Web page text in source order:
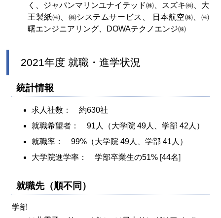
く、ジャパンマリンユナイテッド㈱、スズキ㈱、大
王製紙㈱、㈱システムサービス、 日本航空㈱、㈱
曙エンジニアリング、DOWAテクノエンジ㈱
2021年度 就職・進学状況
統計情報
求人社数： 約630社
就職希望者： 91人（大学院 49人、学部 42人）
就職率： 99%（大学院 49人、学部 41人）
大学院進学率： 学部卒業生の51% [44名]
就職先（順不同）
学部